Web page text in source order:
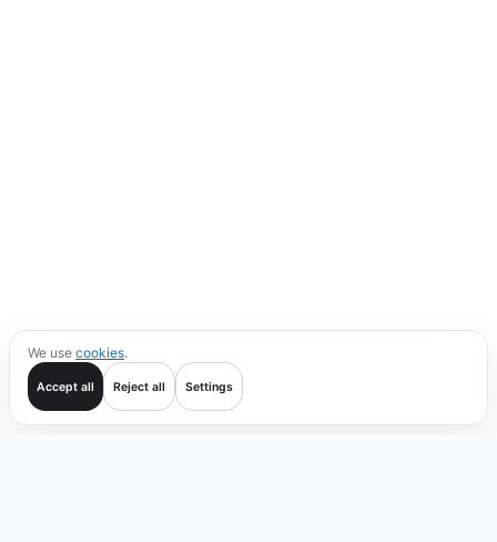
We use cookies.
Accept all Reject all Settings